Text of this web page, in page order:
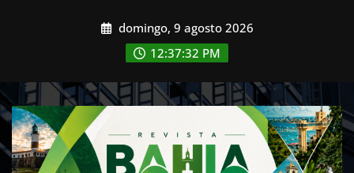
domingo, 9 agosto 2026
12:37:33 PM